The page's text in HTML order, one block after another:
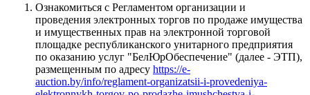
Ознакомиться с Регламентом организации и
проведения электронных торгов по продаже имущества
и имущественных прав на электронной торговой
площадке республиканского унитарного предприятия
по оказанию услуг "БелЮрОбеспечение" (далее - ЭТП),
размещенным по адресу https://e-
auction.by/info/reglament-organizatsii-i-provedeniya-